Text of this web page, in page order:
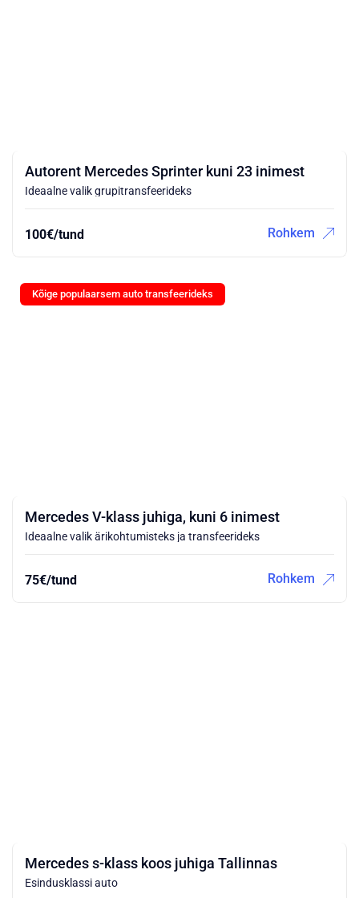
Autorent Mercedes Sprinter kuni 23 inimest
Ideaalne valik grupitransfeerideks
100€/tund Rohkem
Kõige populaarsem auto transfeerideks
Mercedes V-klass juhiga, kuni 6 inimest
Ideaalne valik ärikohtumisteks ja transfeerideks
75€/tund Rohkem
Mercedes s-klass koos juhiga Tallinnas
Esindusklassi auto